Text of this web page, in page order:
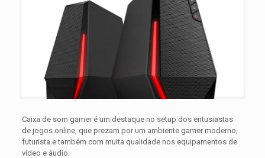
Caixa de som gamer é um destaque no setup dos entusiastas
de jogos online, que prezam por um ambiente gamer moderno,
futurista e também com muita qualidade nos equipamentos de
vídeo e áudio.